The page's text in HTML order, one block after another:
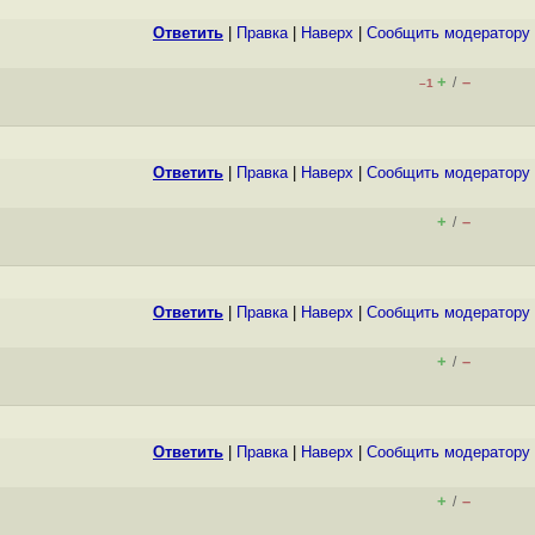
Ответить Правка| Наверх Cообщить модератору
–1 + / –
Ответить Правка| Наверх Cообщить модератору
+ / –
Ответить Правка| Наверх Cообщить модератору
+ / –
Ответить Правка| Наверх Cообщить модератору
+ / –